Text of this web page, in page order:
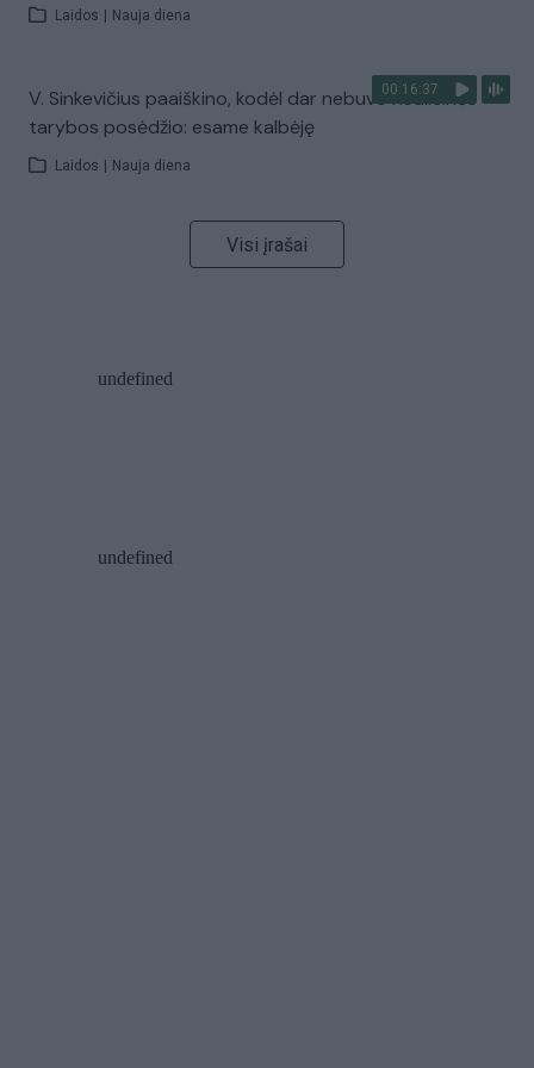
Laidos Nauja diena
00:16:37
V. Sinkevičius paaiškino, kodėl dar nebuvo Koalicinės
tarybos posėdžio: esame kalbėję
Laidos Nauja diena
Visi įrašai